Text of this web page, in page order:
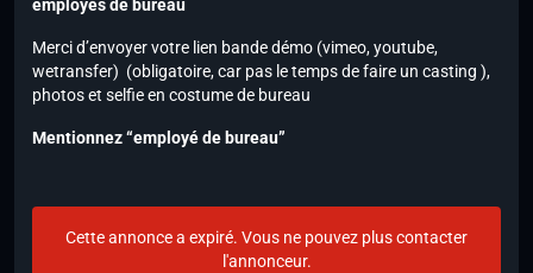
employés de bureau
Merci d’envoyer votre lien bande démo (vimeo, youtube,
wetransfer) (obligatoire, car pas le temps de faire un casting ),
photos et selfie en costume de bureau
Mentionnez “employé de bureau”
Cette annonce a expiré. Vous ne pouvez plus contacter
l'annonceur.